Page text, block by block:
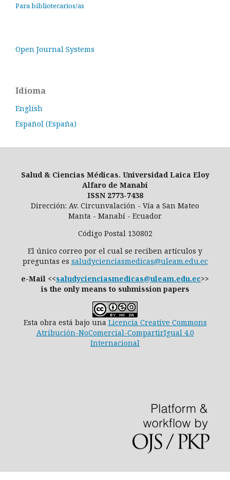
Para bibliotecarios/as
Open Journal Systems
Idioma
English
Español (España)
Salud & Ciencias Médicas. Universidad Laica Eloy
Alfaro de Manabí
ISSN 2773-7438
Dirección: Av. Circunvalación - Vía a San Mateo
Manta - Manabí - Ecuador
Código Postal 130802
El único correo por el cual se reciben artículos y
preguntas es saludycienciasmedicas@uleam.edu.ec
e-Mail <<saludycienciasmedicas@uleam.edu.ec>>
is the only means to submission papers
Esta obra está bajo una Licencia Creative Commons
Atribución-NoComercial-CompartirIgual 4.0
Internacional